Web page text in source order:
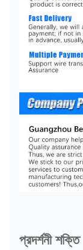
প্রদর্শনী শক্তি